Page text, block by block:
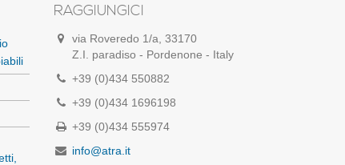
RAGGIUNGICI
via Roveredo 1/a, 33170
Z.I. paradiso - Pordenone - Italy
+39 (0)434 550882
+39 (0)434 1696198
+39 (0)434 555974
info@atra.it